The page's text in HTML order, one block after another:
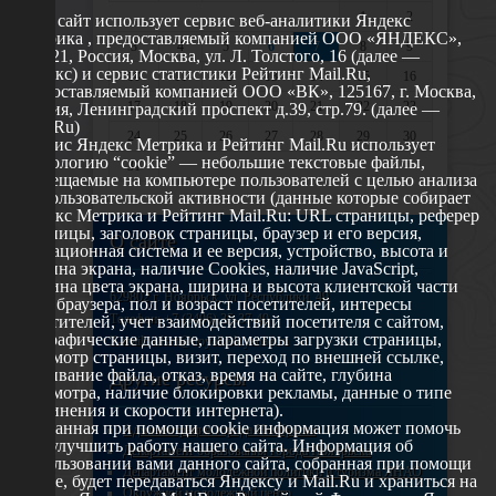
1
2
3
4 5 6 7 8
9
10
11 12 13 14 15
16
17
18 19 20 21 22
23
24
25 26 27 28 29
30
31
О сайте
629802 г. Ноябрьск, ул. Республики, 49
Телефон: +7 (3496) 35-37-49
E-mail: udsm@noyabrsk.yanao.ru
Другие ресурсы
Администрация города Ноябрьска
Департамент образования города Ноябрьска
Департамент молодежной политики и туризма ЯНАО
Окружной молодежный центр
Этот сайт использует сервис веб-аналитики Яндекс
Метрика , предоставляемый компанией ООО «ЯНДЕКС»,
119021, Россия, Москва, ул. Л. Толстого, 16 (далее —
Яндекс) и сервис статистики Рейтинг Mail.Ru,
предоставляемый компанией ООО «ВК», 125167, г. Москва,
Россия, Ленинградский проспект д.39, стр.79. (далее —
Mail.Ru)
Сервис Яндекс Метрика и Рейтинг Mail.Ru использует
технологию “cookie” — небольшие текстовые файлы,
размещаемые на компьютере пользователей с целью анализа
их пользовательской активности (данные которые собирает
Яндекс Метрика и Рейтинг Mail.Ru: URL страницы, реферер
страницы, заголовок страницы, браузер и его версия,
операционная система и ее версия, устройство, высота и
ширина экрана, наличие Cookies, наличие JavaScript,
глубина цвета экрана, ширина и высота клиентской части
окна браузера, пол и возраст посетителей, интересы
посетителей, учет взаимодействий посетителя с сайтом,
географические данные, параметры загрузки страницы,
просмотр страницы, визит, переход по внешней ссылке,
cкачивание файла, отказ, время на сайте, глубина
просмотра, наличие блокировки рекламы, данные о типе
соединения и скорости интернета).
Собранная при помощи cookie информация может помочь
нам улучшить работу нашего сайта. Информация об
использовании вами данного сайта, собранная при помощи
cookie, будет передаваться Яндексу и Mail.Ru и храниться на